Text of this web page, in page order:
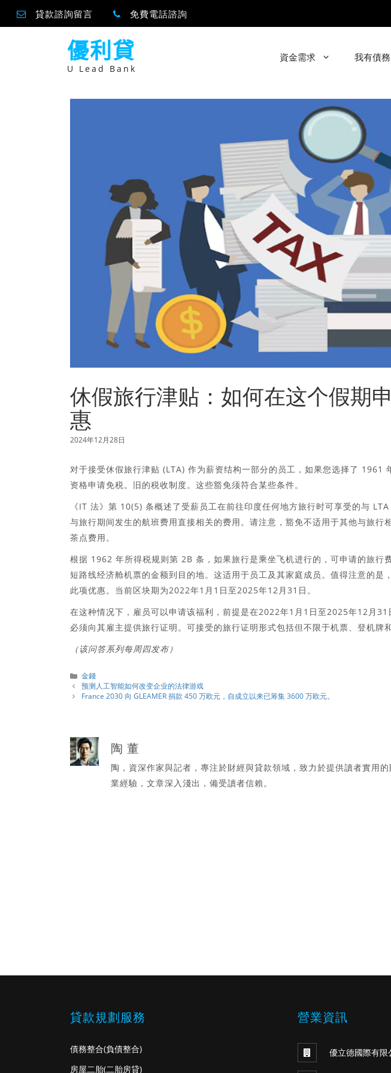
貸款諮詢留言 免費電話諮詢
優利貸
U Lead Bank
資金需求 我有債務
休假旅行津贴：如何在这个假期
惠
2024年12月28日
对于接受休假旅行津贴 (LTA) 作为薪资结构一部分的员工，如果您选择了 1961
资格申请免税。旧的税收制度。这些豁免须符合某些条件。
《IT 法》第 10(5) 条概述了受薪员工在前往印度任何地方旅行时可享受的与
与旅行期间发生的航班费用直接相关的费用。请注意，豁免不适用于其他与旅行
茶点费用。
根据 1962 年所得税规则第 2B 条，如果旅行是乘坐飞机进行的，可申请的旅行
短路线经济舱机票的金额到目的地。这适用于员工及其家庭成员。值得注意的是
此项优惠。当前区块期为2022年1月1日至2025年12月31日。
在这种情况下，雇员可以申请该福利，前提是在2022年1月1日至2025年12月31
必须向其雇主提供旅行证明。可接受的旅行证明形式包括但不限于机票、登机牌
（该问答系列每周四发布）
分
類
金錢
预测人工智能如何改变企业的法律游戏
France 2030 向 GLEAMER 捐款 450 万欧元，自成立以来已筹集 3600 万欧元。
陶 董
陶，資深作家與記者，專注於財經與貸款領域，致力於提供讀者實用
業經驗，文章深入淺出，備受讀者信賴。
貸款規劃服務
債務整合(負債整合)
房屋二胎(二胎房貸)
營業資訊
優立德國際有限